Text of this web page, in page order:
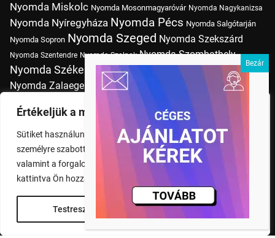
Értékeljük a magánéletét
Sütiket használunk a böngészési élmény fokozására,
személyre szabott hirdetések vagy tartalmak megjelenítésére,
valamint a forgalom elemzésére. A "Mindent elfogad" gombra
kattintva Ön hozzájárul a cookie-k használatához.
Testreszabás Rendben
Nyomda Miskolc Nyomda Mosonmagyaróvár Nyomda Nagykanizsa
Nyomda Nyíregyháza Nyomda Pécs Nyomda Salgótarján
Nyomda Sopron Nyomda Szeged Nyomda Szekszárd
Nyomda Szentendre Nyomda Szolnok Nyomda Szombathely
Nyomda Székesfehérvár Nyomda Tatabánya Nyomda Vác
Nyomda Zalaegerszeg Nyomda Érd nyomtatás
Nyomtatás Budapesten
Pólónyomtatás Budapesten Szitanyomda Budapesten
Tudásbázis